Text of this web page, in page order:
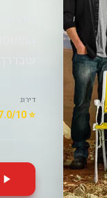
דירוג
⭐ 7.0/10